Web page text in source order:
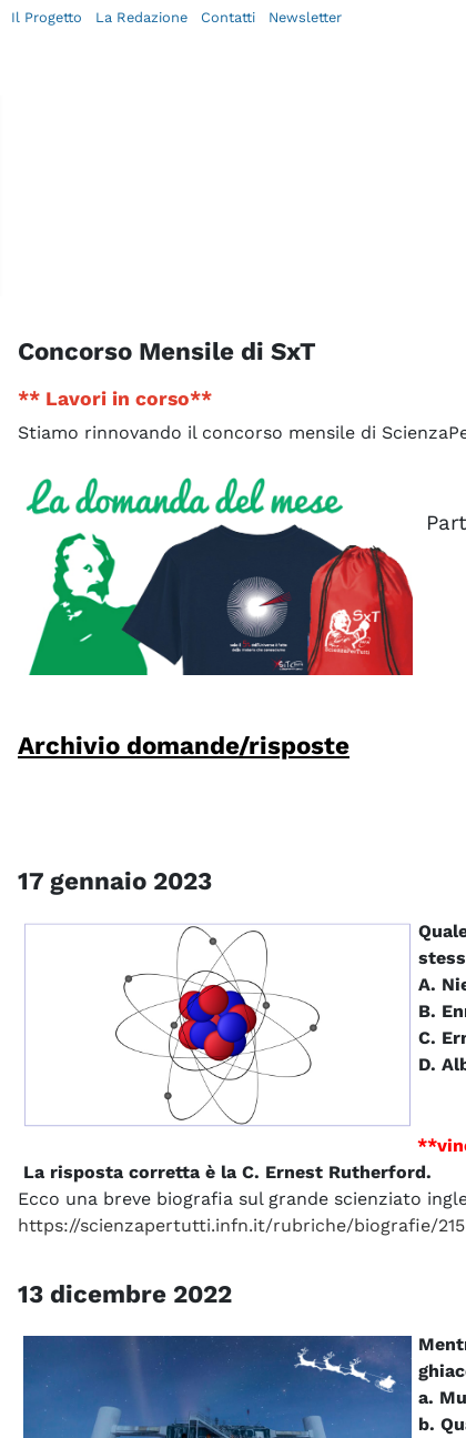
Il Progetto La Redazione Contatti Newsletter
Concorso Mensile di SxT
** Lavori in corso**
Stiamo rinnovando il concorso mensile di
Archivio domande/risposte
17 gennaio 2023
A.
B.
C.
D.
La risposta corretta è la C. Ernest Rutherford.
Ecco una breve biografia sul grande scienziato
https://scienzapertutti.infn.it/rubriche/biografie/
13 dicembre 2022
a.
b.